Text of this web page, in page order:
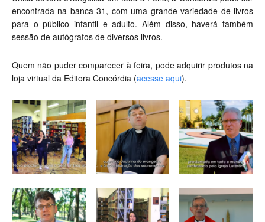
encontrada na banca 31, com uma grande variedade de livros
para o público infantil e adulto. Além disso, haverá também
sessão de autógrafos de diversos livros.
Quem não puder comparecer à feira, pode adquirir produtos na
loja virtual da Editora Concórdia (acesse aqui).